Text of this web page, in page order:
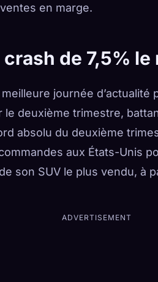
en marge.
de 7,5% le
journée
le deuxième trimestre,
absolu du deuxième
aux États-Unis
son SUV le plus vendu, à
ADVERTISEMENT